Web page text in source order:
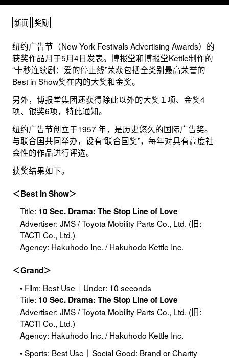
新闻 奖励
纽约广告节（New York Festivals Advertising Awards）的
获奖作品月于5月4日发表。博报堂和博报堂Kettle制作的
“十秒连续剧：爱的停止线”荣获包括全类别最高荣誉的
Best in Show奖在内的大奖和金奖。
另外，博报堂集团还获得除此以外的大奖１项、金奖4
项、银奖6项，特此通知。
纽约广告节创立于1957 年，是历史悠久的国际广告奖。
与联合国共同举办，设有“联合国奖”，每年对具有高度社
会性的作品进行评选。
获奖结果如下。
＜Best in Show＞
Title: 10 Sec. Drama: The Stop Line of Love
Advertiser: JMS / Toyota Mobility Parts Co., Ltd. (旧:
TACTI Co., Ltd.)
Agency: Hakuhodo Inc. / Hakuhodo Kettle Inc.
＜Grand＞
• Film: Best Use｜Under: 10 seconds
Title: 10 Sec. Drama: The Stop Line of Love
Advertiser: JMS / Toyota Mobility Parts Co., Ltd. (旧:
TACTI Co., Ltd.)
Agency: Hakuhodo Inc. / Hakuhodo Kettle Inc.
• Sports: Best Use｜Social Good: Brand or Charity